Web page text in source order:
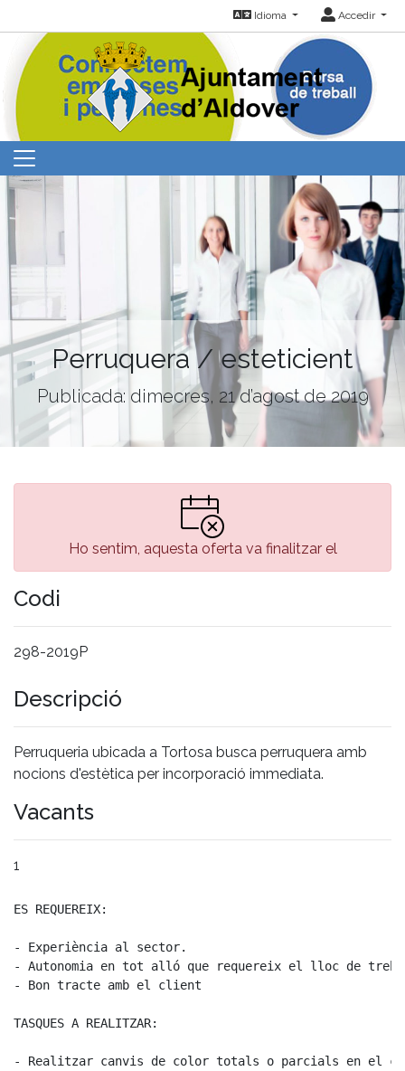
Idioma Accedir
Perruquera / esteticient
Publicada: dimecres, 21 d’agost de 2019
Ho sentim, aquesta oferta va finalitzar el
Codi
298-2019P
Descripció
Perruqueria ubicada a Tortosa busca perruquera amb
nocions d'estètica per incorporació immediata.
Vacants
1
ES REQUEREIX:
- Experiència al sector.
- Autonomia en tot alló que requereix el lloc de
- Bon tracte amb el client
TASQUES A REALITZAR:
- Realitzar canvis de color totals o parcials en el